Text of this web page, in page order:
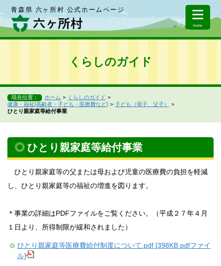
青森県 六ヶ所村 公式ホームページ
menu
くらしのガイド
現在位置： ホーム
くらしのガイド
健康・福祉[高齢者・子ども・医療費など]
子ども（母子、父子）
ひとり親家庭等給付事業
ひとり親家庭等給付事業
ひとり親家庭等の父または母および児童の医療費の負担を軽減
し、ひとり親家庭等の福祉の増進を図ります。
＊事業の詳細はPDFファイルをご覧ください。（平成２７年４月
１日より、所得制限が緩和されました）
ひとり親家庭等医療費給付制度について.pdf [398KB pdfファイ
ル]